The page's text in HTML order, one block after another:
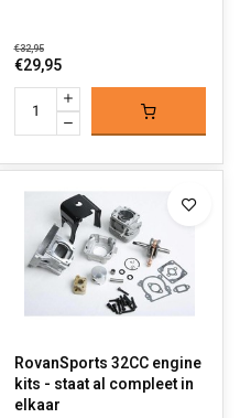
€32,95
€29,95
RovanSports 32CC engine
kits - staat al compleet in
elkaar